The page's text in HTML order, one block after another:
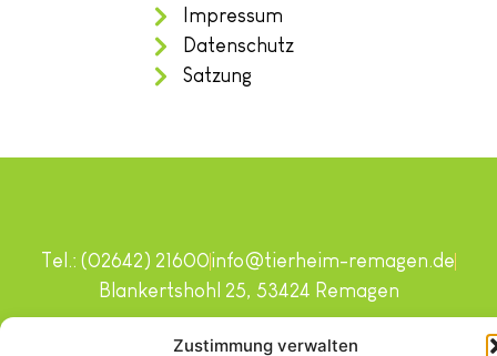
Zustimmung verwalten
Impressum
Datenschutz
Satzung
Copyright © 2024. Alle Rechte vorbehalten.
Tel.: (02642) 21600info@tierheim-remagen.de
Blankertshohl 25, 53424 Remagen